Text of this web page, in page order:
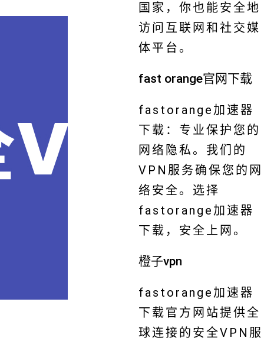
国家，你也能安全地
访问互联网和社交媒
体平台。
fast orange官网下载
fastorange加速器
下载：专业保护您的
网络隐私。我们的
VPN服务确保您的网
络安全。选择
fastorange加速器
下载，安全上网。
橙子vpn
fastorange加速器
下载官方网站提供全
球连接的安全VPN服